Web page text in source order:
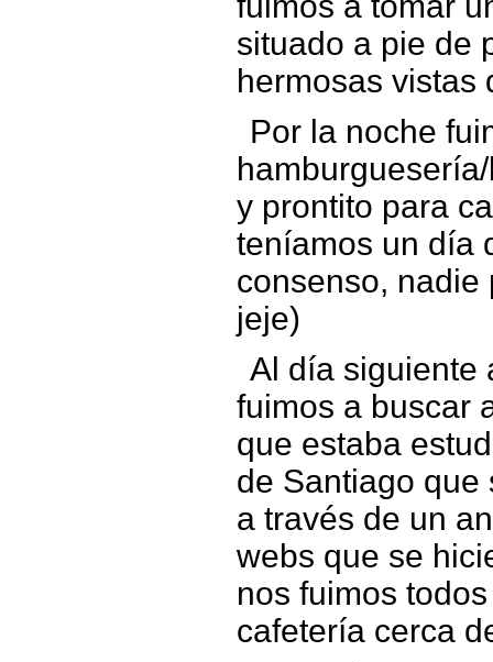
situado a pie de
hermosas vistas
Por la noche
y prontito para
teníamos un día
consenso, nadie
jeje)
Al día siguiente
fuimos a buscar
que estaba
de Santiago que
a través de un
webs que se
nos fuimos
cafetería cerca